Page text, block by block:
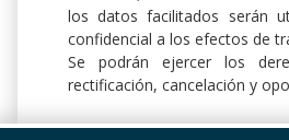
los datos facilitados serán
confidencial a los efectos de
Se podrán ejercer los
rectificación, cancelación y